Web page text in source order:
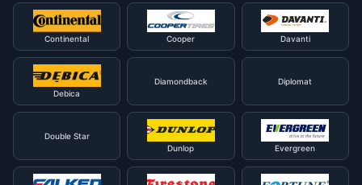
Continental Cooper Davanti
Debica
Diamondback Diplomat
Double Star
Dunlop
Evergreen